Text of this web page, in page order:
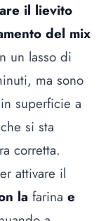
il lievito
del mix
un lasso di
ma sono
superficie a
si sta
corretta.
attivare il
la farina e